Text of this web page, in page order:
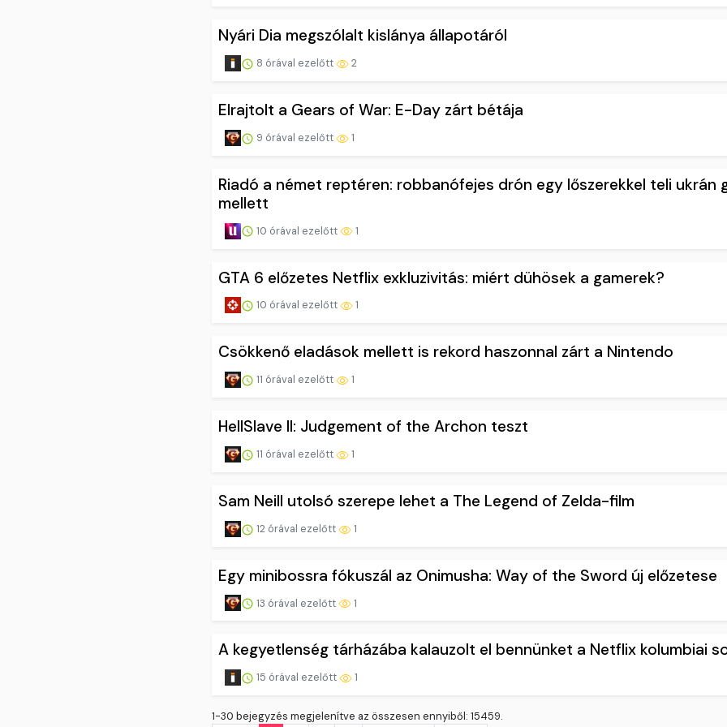
Nyári Dia megszólalt kislánya állapotáról
8 órával ezelőtt 2
Elrajtolt a Gears of War: E-Day zárt bétája
9 órával ezelőtt 1
Riadó a német reptéren: robbanófejes drón egy lőszerekkel teli ukrán
mellett
10 órával ezelőtt 1
GTA 6 előzetes Netflix exkluzivitás: miért dühösek a gamerek?
10 órával ezelőtt 1
Csökkenő eladások mellett is rekord haszonnal zárt a Nintendo
11 órával ezelőtt 1
HellSlave II: Judgement of the Archon teszt
11 órával ezelőtt 1
Sam Neill utolsó szerepe lehet a The Legend of Zelda-film
12 órával ezelőtt 1
Egy minibossra fókuszál az Onimusha: Way of the Sword új előzetese
13 órával ezelőtt 1
A kegyetlenség tárházába kalauzolt el bennünket a Netflix kolumbiai
15 órával ezelőtt 1
1-30 bejegyzés megjelenítve az összesen ennyiből: 15459.